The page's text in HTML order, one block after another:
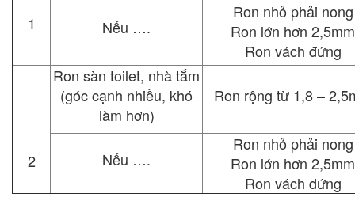
1 Nếu ….
Ron nhỏ phải nong
Ron lớn hơn 2,5mm
Ron vách đứng
2
Ron sàn toilet, nhà tắm
(góc cạnh nhiều, khó
làm hơn)
Ron rộng từ 1,8 –
Nếu ….
Ron nhỏ phải nong
Ron lớn hơn 2,5mm
Ron vách đứng